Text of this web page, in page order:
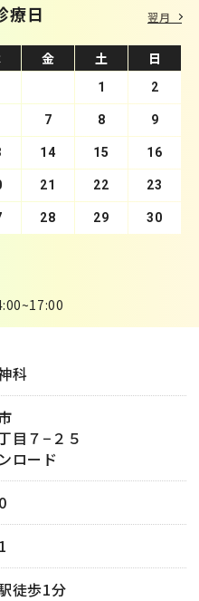
療日
金 土 日
1 2
7 8 9
14 15 16
21 22 23
28 29 30
療日
金 土 日
5 6
11 12 13
18 19 20
25 26 27
翌月
科
目７−２５
ロード
徒歩1分